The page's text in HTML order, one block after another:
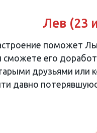
Лев (23
поможет
сможете его
друзьями или
давно